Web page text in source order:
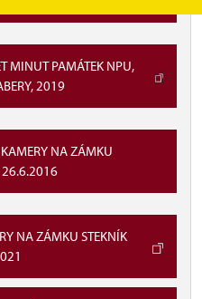
MINUT PAMÁTEK NPU,
2019
KAMERY NA ZÁMKU
26.6.2016
NA ZÁMKU STEKNÍK